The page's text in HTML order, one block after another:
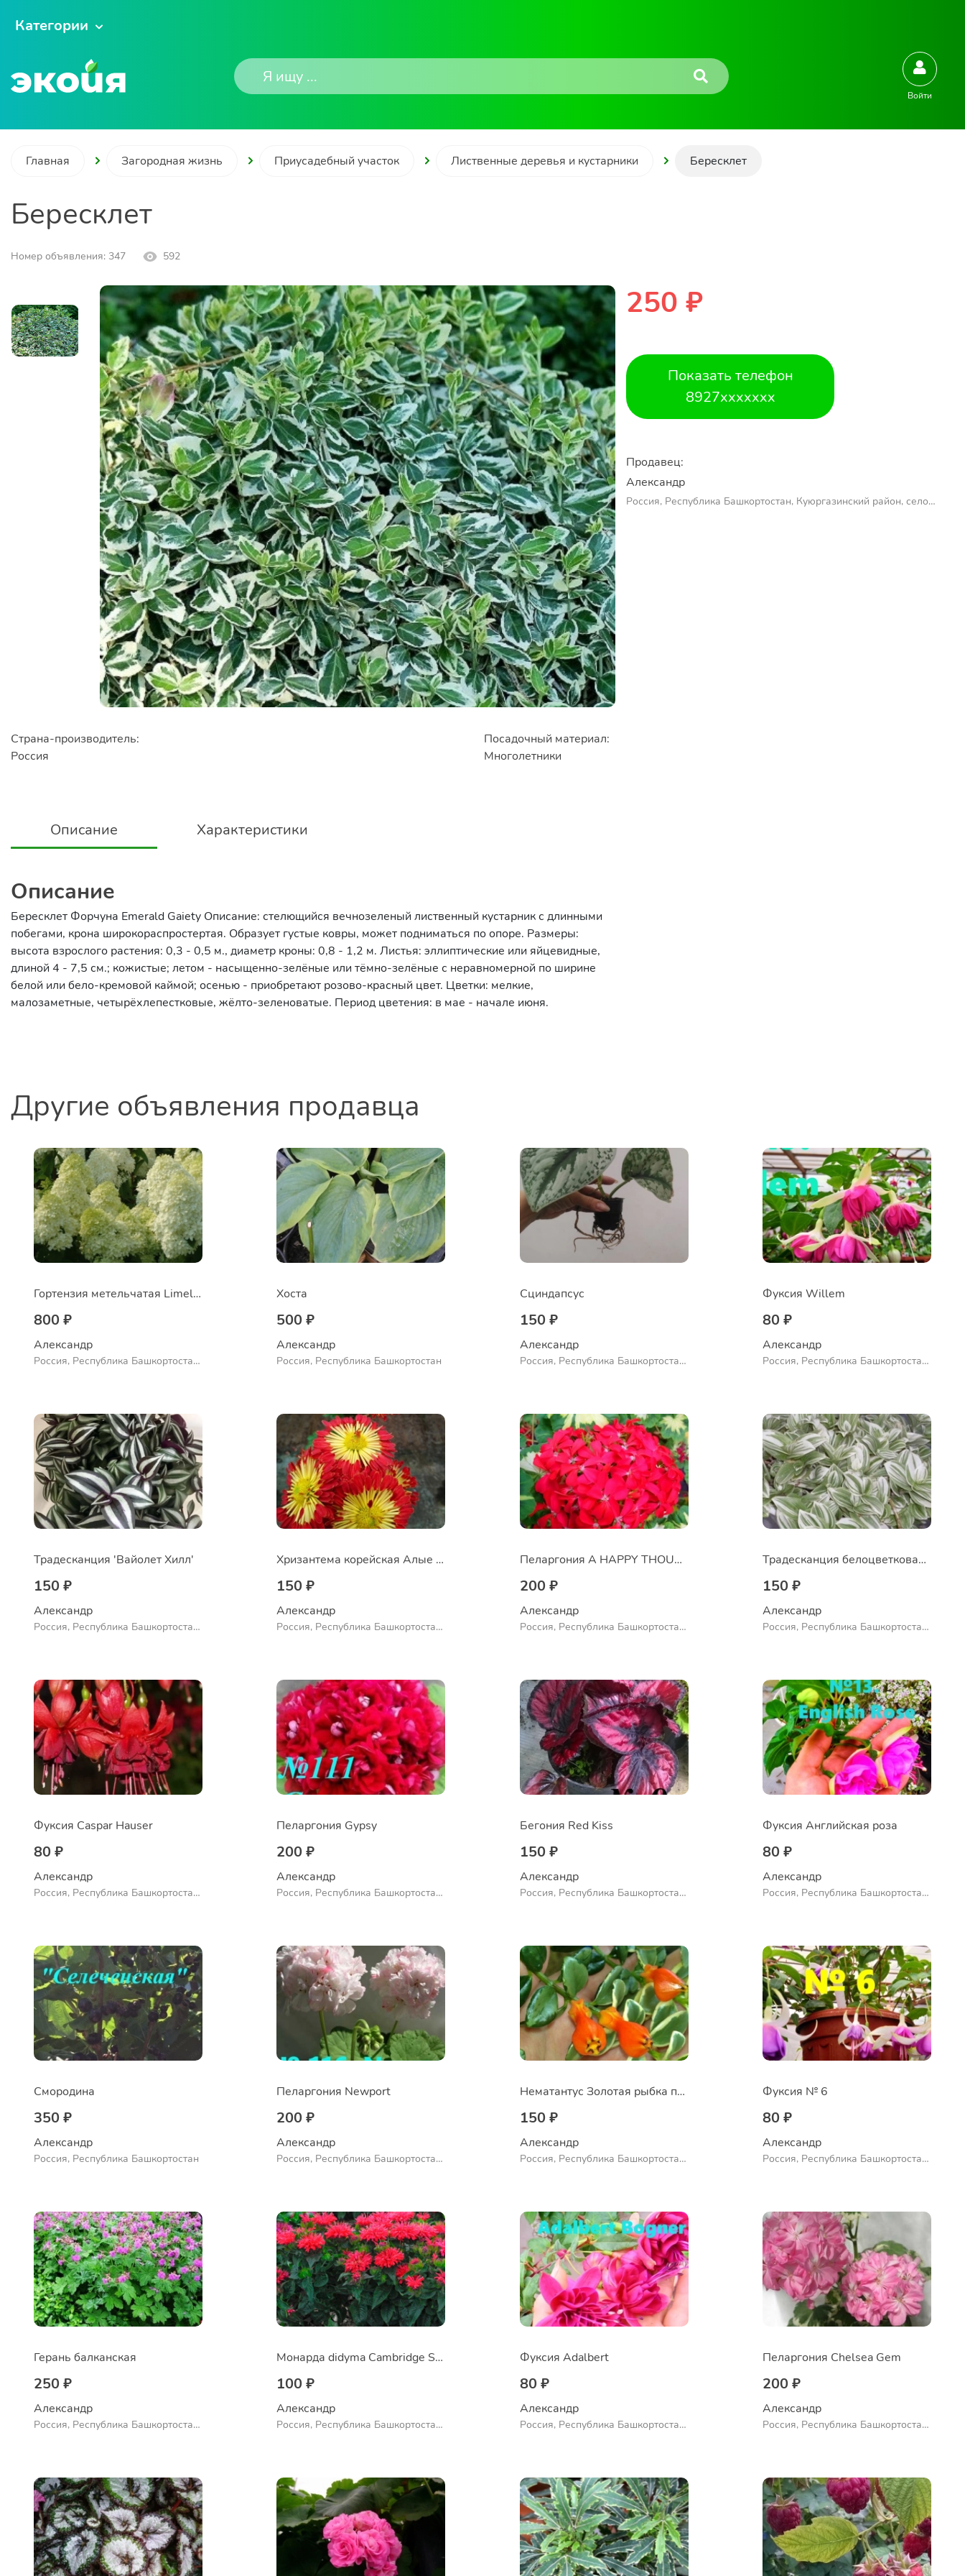
Категории
Войти
Главная Загородная жизнь Приусадебный участок Лиственные деревья и кустарники Бересклет
Бересклет
Номер объявления: 347 592
Страна-производитель:
Россия
Посадочный материал:
Многолетники
Описание Характеристики
Описание
Бересклет Форчуна Emerald Gaiety Описание: стелющийся вечнозеленый лиственный кустарник с длинными
побегами, крона широкораспростертая. Образует густые ковры, может подниматься по опоре. Размеры:
высота взрослого растения: 0,3 - 0,5 м., диаметр кроны: 0,8 - 1,2 м. Листья: эллиптические или яйцевидные,
длиной 4 - 7,5 см.; кожистые; летом - насыщенно-зелёные или тёмно-зелёные с неравномерной по ширине
белой или бело-кремовой каймой; осенью - приобретают розово-красный цвет. Цветки: мелкие,
малозаметные, четырёхлепестковые, жёлто-зеленоватые. Период цветения: в мае - начале июня.
250 ₽
Показать телефон
8927xxxxxxx
Продавец:
Александр
Россия, Республика Башкортостан, Куюргазинский район, село
Другие объявления продавца
Гортензия метельчатая Limelight
800 ₽
Александр
Россия, Республика Башкортостан,
Хоста
500 ₽
Александр
Россия, Республика Башкортостан
Сциндапсус
150 ₽
Александр
Россия, Республика Башкортостан,
Фуксия Willem
80 ₽
Александр
Россия, Республика Башкортостан,
Традесканция 'Вайолет Хилл'
150 ₽
Александр
Россия, Республика Башкортостан,
Хризантема корейская Алые паруса
150 ₽
Александр
Россия, Республика Башкортостан,
Пеларгония A HAPPY THOUGHT RED
200 ₽
Александр
Россия, Республика Башкортостан,
Традесканция белоцветковая сорт "Albovittata"
150 ₽
Александр
Россия, Республика Башкортостан,
Фуксия Caspar Hauser
80 ₽
Александр
Россия, Республика Башкортостан,
Пеларгония Gypsy
200 ₽
Александр
Россия, Республика Башкортостан,
Бегония Red Kiss
150 ₽
Александр
Россия, Республика Башкортостан,
Фуксия Английская роза
80 ₽
Александр
Россия, Республика Башкортостан,
Смородина
350 ₽
Александр
Россия, Республика Башкортостан
Пеларгония Newport
200 ₽
Александр
Россия, Республика Башкортостан,
Нематантус Золотая рыбка пестролистный
150 ₽
Александр
Россия, Республика Башкортостан,
Фуксия № 6
80 ₽
Александр
Россия, Республика Башкортостан,
Герань балканская
250 ₽
Александр
Россия, Республика Башкортостан,
Монарда didyma Cambridge Scarlet
100 ₽
Александр
Россия, Республика Башкортостан,
Фуксия Adalbert
80 ₽
Александр
Россия, Республика Башкортостан,
Пеларгония Chelsea Gem
200 ₽
Александр
Россия, Республика Башкортостан,